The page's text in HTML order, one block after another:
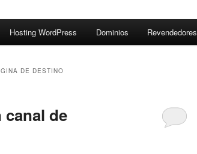
Hosting WordPress Dominios Revendedores
DE DESTINO
canal de